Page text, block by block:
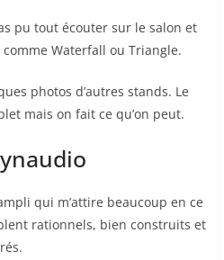
pu tout écouter sur le salon et
Waterfall ou Triangle.
photos d’autres stands. Le
mais on fait ce qu’on peut.
qui m’attire beaucoup en ce
rationnels, bien construits et